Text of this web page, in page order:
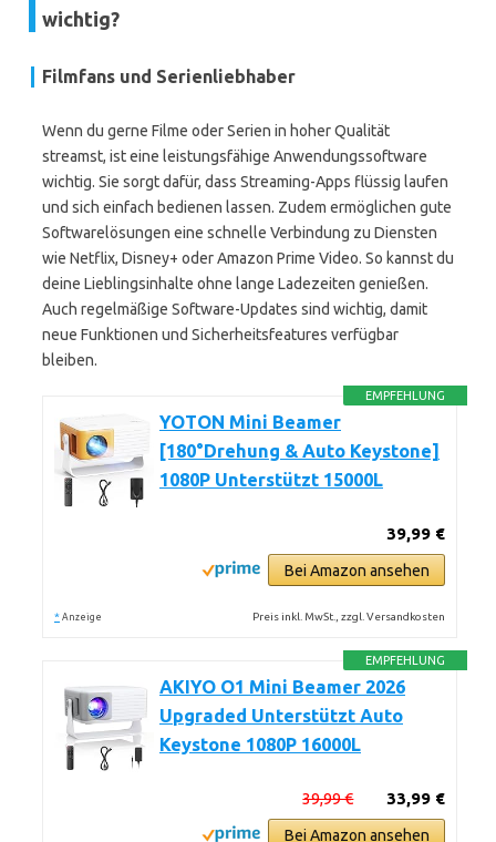
wichtig?
Filmfans und Serienliebhaber
Wenn du gerne Filme oder Serien in hoher Qualität
streamst, ist eine leistungsfähige Anwendungssoftware
wichtig. Sie sorgt dafür, dass Streaming-Apps flüssig laufen
und sich einfach bedienen lassen. Zudem ermöglichen gute
Softwarelösungen eine schnelle Verbindung zu Diensten
wie Netflix, Disney+ oder Amazon Prime Video. So kannst du
deine Lieblingsinhalte ohne lange Ladezeiten genießen.
Auch regelmäßige Software-Updates sind wichtig, damit
neue Funktionen und Sicherheitsfeatures verfügbar
bleiben.
EMPFEHLUNG
YOTON Mini Beamer
[180°Drehung & Auto Keystone]
1080P Unterstützt 15000L
39,99 €
Bei Amazon ansehen
* Anzeige Preis inkl. MwSt., zzgl. Versandkosten
EMPFEHLUNG
AKIYO O1 Mini Beamer 2026
Upgraded Unterstützt Auto
Keystone 1080P 16000L
33,99 €
39,99 €
Bei Amazon ansehen